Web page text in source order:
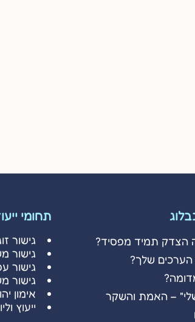
הצדק תמיד מפסיד?
הערכים שלך?
– האמת והשקר
תחומי
גישור
גישור
גישור
גישור
אימון
ייעוץ